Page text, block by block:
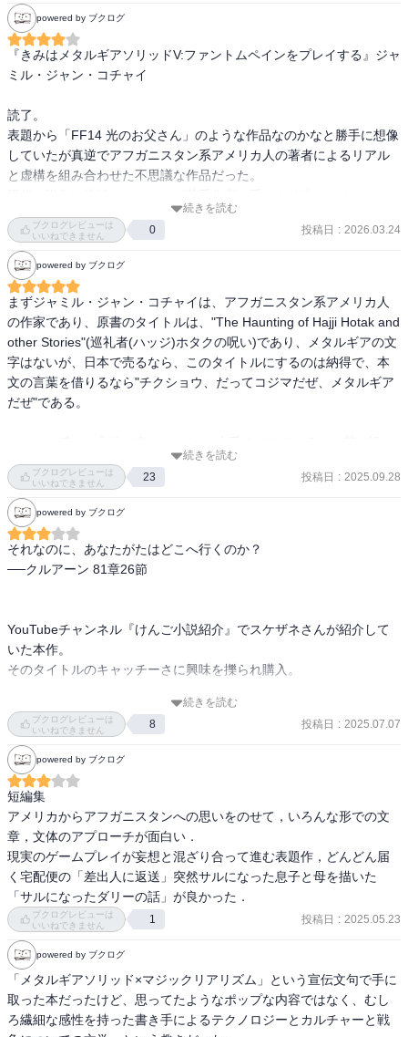
powered by ブクログ
『きみはメタルギアソリッドV:ファントムペインをプレイする』ジャ
ミル・ジャン・コチャイ
読了。
表題から「FF14 光のお父さん」のような作品なのかなと勝手に想像
していたが真逆でアフガニスタン系アメリカ人の著者によるリアル
と虚構を組み合わせた不思議な作品だった。
カルに描かれる短編集。
続きを読む
ブクログレビューは
いいねできません
0 投稿日 : 2026.03.24
powered by ブクログ
まずジャミル・ジャン・コチャイは、アフガニスタン系アメリカ人
の作家であり、原書のタイトルは、"The Haunting of Hajji Hotak and
other Stories"(巡礼者(ハッジ)ホタクの呪い)であり、メタルギアの文
字はないが、日本で売るなら、このタイトルにするのは納得で、本
文の言葉を借りるなら"チクショウ、だってコジマだぜ、メタルギア
だぜ"である。
いが)、とっつきにくい感じがするものの、読みにくくはない。
本短編集は、十二編の短編が含まれており、そのほとんどの舞台が
コチャイ一族ゆかりの地であるアフガニスタンのロガール州とアメ
リカ カリフォルニア州サクラメントである。主人公もアフガニスタ
ン系アメリカ人が多く、どうあってもアメリカ人の目線から見たア
表題作の『きみはメタルギアソリッドV：ファントムペインをプレイ
する』は、The New YorkerのWeb版に原文が掲載されている。過去
にタイトルに惹かれて読もうとしたが、あまりの一文の長さに文意
一文を引用しておくので雰囲気を見てほしい。この原文が二人称の
文体になって生き生きと書かれており、翻訳者はほんとにすごいな
ぁと感心するばかり。
別の短編『もういい！』になると11ページ！にもわたる一文が登場
する。これはちょっと読むのが辛かった。どの短編も実験的で形式
が様々、文体もバラバラと読み始めはとっつきにくい印象を持つか
も知れない。個人的には一番長い『サルになったダリーの話』が癖
が少なく、かつ面白く読めたと思う。次点は『ハラヘリー・リッキ
ー・ダディ』かな。この辺を最初に読むのにオススメである。
この短編集では、登場人物が様々な動物に変身する。これは外国人
がどのようにみられているかの比喩なんだろう。マジックリアリズ
ムというジャンルの小説らしく、やはり慣れてないとちょっとびっ
くりする感じ。
本書を読んでみて、アフガニスタンのことは知らないし、アメリカ
続きを読む
ブクログレビューは
いいねできません
23 投稿日 : 2025.09.28
powered by ブクログ
それなのに、あなたがたはどこへ行くのか？
──クルアーン 81章26節
YouTubeチャンネル『けんご小説紹介』でスケザネさんが紹介して
いた本作。
そのタイトルのキャッチーさに興味を擽られ購入。
いざ、読んでみると…世界観を理解するのがなかなか難しい短編集
でした。
表題作になっている『きみはメタルギアソリッドⅤ：ファントムペ
インをプレイする』と『サルになったダリーの話』は個人的に好
き。
だけど、全作イスラム文化圏をバックグラウンドにした短編集であ
り、それらの文化や宗教観、そしてイスラム圏の寓話なども用いて
いるということで、それらをある程度知っている方が読みやすそ
う。
アフガニスタン側から見た、戦争文学とも呼べるような作品の
数々。
最後の翻訳者による解説を読むと、結構納得することが書いてあり
ますね。理解というか納得というか…ページを読み進めていくのに
些か時間がかかりました。
続きを読む
ブクログレビューは
いいねできません
8 投稿日 : 2025.07.07
powered by ブクログ
短編集
アメリカからアフガニスタンへの思いをのせて，いろんな形での文
章，文体のアプローチが面白い．
現実のゲームプレイが妄想と混ざり合って進む表題作，どんどん届
く宅配便の「差出人に返送」突然サルになった息子と母を描いた
「サルになったダリーの話」が良かった．
ブクログレビューは
いいねできません
1 投稿日 : 2025.05.23
powered by ブクログ
「メタルギアソリッド×マジックリアリズム」という宣伝文句で手に
取った本だったけど、思ってたようなポップな内容ではなく、むし
ろ繊細な感性を持った書き手によるテクノロジーとカルチャーと戦